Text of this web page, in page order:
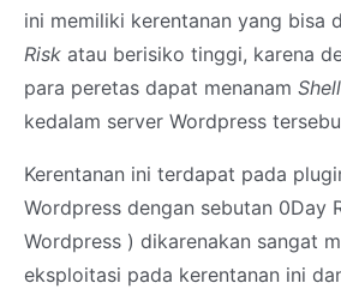
ini memiliki kerentanan yang bisa
Risk atau berisiko tinggi, karena
para peretas dapat menanam
kedalam server Wordpress
Kerentanan ini terdapat pada
Wordpress dengan sebutan 0Day
Wordpress ) dikarenakan sangat
eksploitasi pada kerentanan ini